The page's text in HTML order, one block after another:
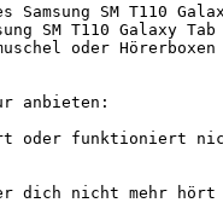
Samsung SM T110
SM T110 Galaxy
oder
anbieten: